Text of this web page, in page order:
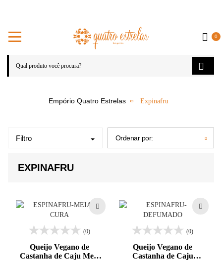
0
Expinafru
EXPINAFRU
Ordenar por:
(0)
Queijo Vegano de
Castanha de Caju Meia
(0)
Queijo Vegano de
Castanha de Caju
Filtro